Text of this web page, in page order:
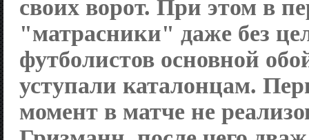
своих ворот. При этом в
"матрасники" даже без
футболистов основной
уступали каталонцам.
момент в матче не